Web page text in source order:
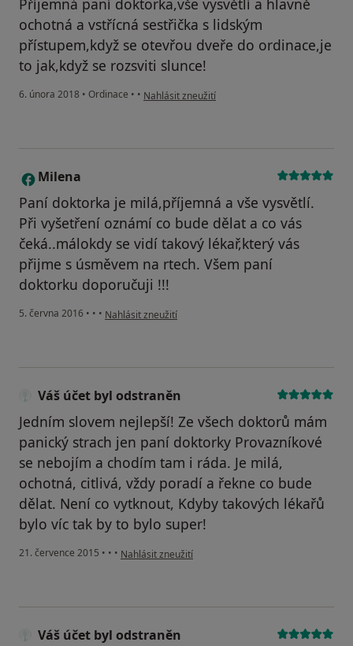
Příjemná paní doktorka,vše vysvětlí a hlavně
ochotná a vstřícná sestřička s lidským
přístupem,když se otevřou dveře do ordinace,je
to jak,když se rozsviti slunce!
6. února 2018 • Ordinace • • podle názoru uživatele Váš účet byl odstraněn
Nahlásit zneužití
M Milena
Paní doktorka je milá,příjemná a vše vysvětlí.
Při vyšetření oznámí co bude dělat a co vás
čeká..málokdy se vidí takový lékař,který vás
přijme s úsměvem na rtech. Všem paní
doktorku doporučuji !!!
5. června 2016 • • • podle názoru uživatele Milena
Nahlásit zneužití
Váš účet byl odstraněn
Jedním slovem nejlepší! Ze všech doktorů mám
panický strach jen paní doktorky Provazníkové
se nebojím a chodím tam i ráda. Je milá,
ochotná, citlivá, vždy poradí a řekne co bude
dělat. Není co vytknout, Kdyby takových lékařů
bylo víc tak by to bylo super!
21. července 2015 • • • podle názoru uživatele Váš účet byl odstraněn
Nahlásit zneužití
Váš účet byl odstraněn